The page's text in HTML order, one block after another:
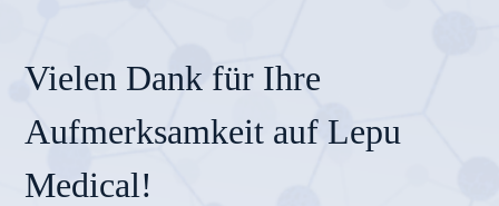
Vielen Dank für Ihre
Aufmerksamkeit auf Lepu
Medical!